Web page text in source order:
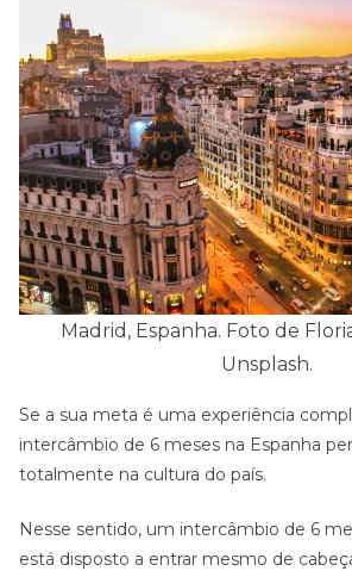
Madrid, Espanha. Foto de
Unsplash.
Se a sua meta é uma experiência
intercâmbio de 6 meses na Espanha
totalmente na cultura do país.
Nesse sentido, um intercâmbio de 6
está disposto a entrar mesmo de